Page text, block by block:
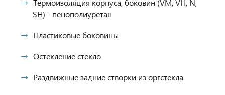
Термоизоляция корпуса, боковин (VM, VH, N,
SH) - пенополиуретан
Пластиковые боковины
Остекление стекло
Раздвижные задние створки из оргстекла